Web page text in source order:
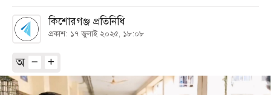
কিশোরগঞ্জ প্রতিনিধি
প্রকাশ: ১৭ জুলাই ২০২৫, ১৮:০৮
অ